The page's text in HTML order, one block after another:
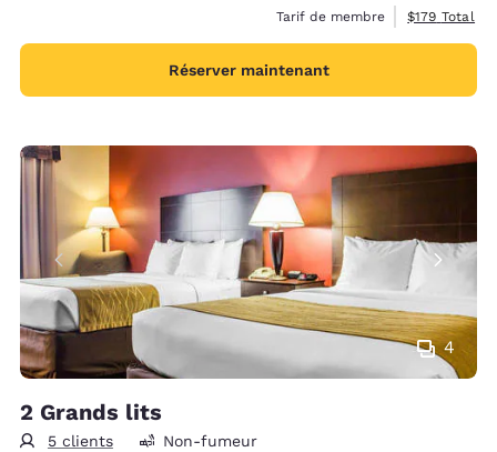
Tarif de membre
Afficher les
$179 Total
Réserver maintenant
4
2 Grands lits
5 clients Non-fumeur